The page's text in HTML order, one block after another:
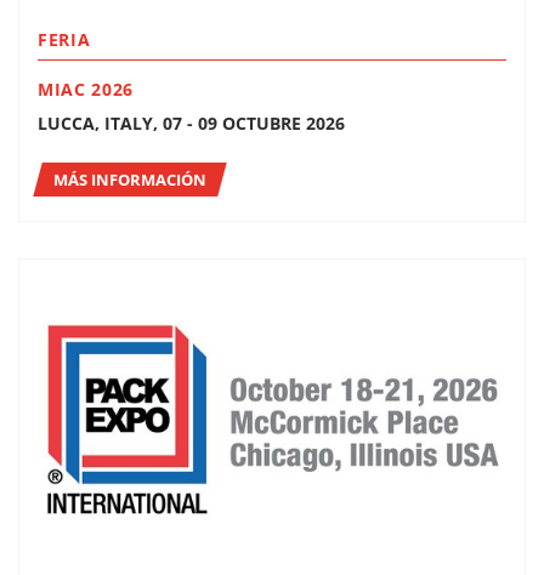
FERIA
MIAC 2026
LUCCA, ITALY, 07 - 09 OCTUBRE 2026
MÁS INFORMACIÓN